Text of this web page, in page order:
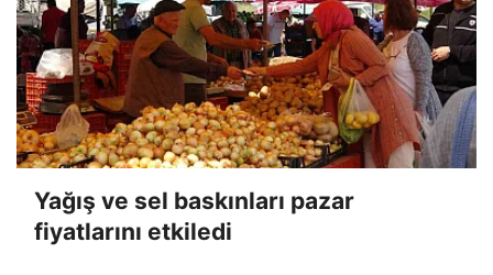
Yağış ve sel baskınları pazar
fiyatlarını etkiledi